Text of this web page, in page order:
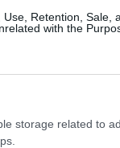
Retention, Sale,
with the
storage related to
„
nyomán ezt a
és